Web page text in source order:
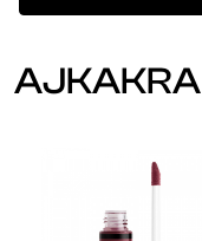
AJKAKRA